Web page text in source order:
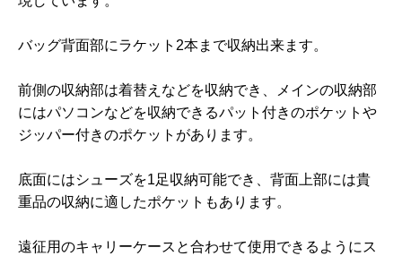
バッグ背面部にラケット2本まで収納出来ます。
前側の収納部は着替えなどを収納でき、メインの収納部
にはパソコンなどを収納できるパット付きのポケットや
ジッパー付きのポケットがあります。
底面にはシューズを1足収納可能でき、背面上部には貴
重品の収納に適したポケットもあります。
遠征用のキャリーケースと合わせて使用できるようにス